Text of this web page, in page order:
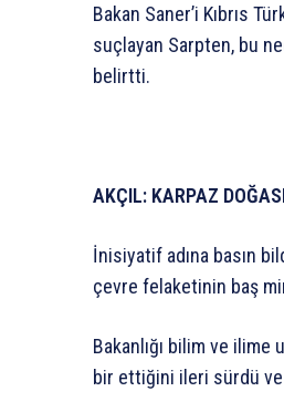
Bakan Saner’i Kıbrıs
suçlayan Sarpten, bu
belirtti.
AKÇIL: KARPAZ
İnisiyatif adına basın
çevre felaketinin baş
Bakanlığı bilim ve ilime
bir ettiğini ileri sürdü ve